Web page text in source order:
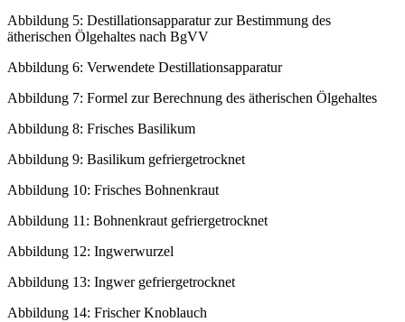
Abbildung 5: Destillationsapparatur zur Bestimmung des
ätherischen Ölgehaltes nach BgVV
Abbildung 6: Verwendete Destillationsapparatur
Abbildung 7: Formel zur Berechnung des ätherischen Ölgehaltes
Abbildung 8: Frisches Basilikum
Abbildung 9: Basilikum gefriergetrocknet
Abbildung 10: Frisches Bohnenkraut
Abbildung 11: Bohnenkraut gefriergetrocknet
Abbildung 12: Ingwerwurzel
Abbildung 13: Ingwer gefriergetrocknet
Abbildung 14: Frischer Knoblauch